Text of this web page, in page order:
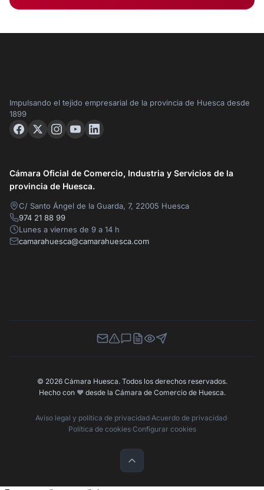
Impulsando el tejido empresarial de la provincia de Huesca desde
1899
Cámara Oficial de Comercio, Industria y Servicios de la
provincia de Huesca.
C/ Santo Ángel de la Guarda, 7, 22005 Huesca
974 21 88 99
Lunes a viernes de 9 a 14 h
camarahuesca@camarahuesca.com
Newsletter
Canal de Denuncias
Buzón de Sugerencias
Perfil Contratante
Ley de Transparencia
Contacta con nosotros
© 2026 Cámara Huesca. Todos los derechos reservados.
Hecho con ❤️desde la Cámara de Comercio de Huesca.
Aviso legal y política de privacidad·Acuerdo de privacidad·
Política de cookies·Configurar cookies